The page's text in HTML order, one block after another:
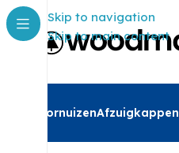
Skip to navigation
Skip to main content
FornuizenAfzuigkappen